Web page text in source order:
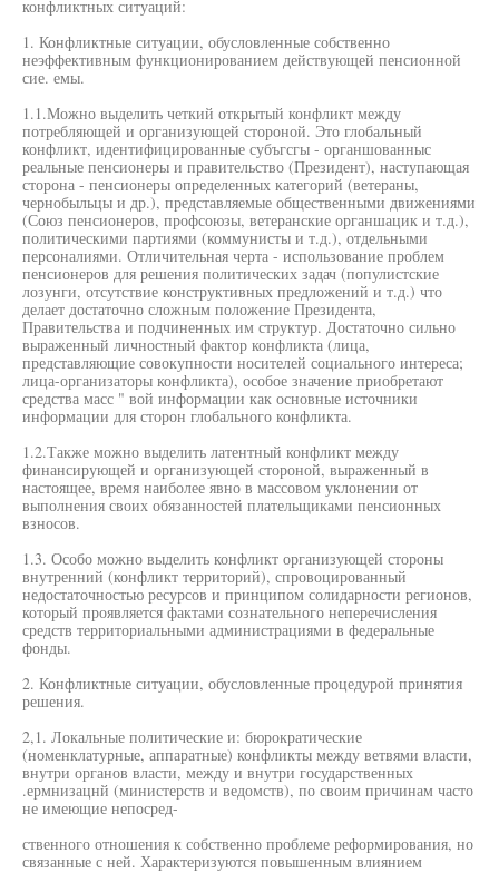
конфликтных ситуаций:
1. Конфликтные ситуации, обусловленные собственно
неэффективным функционированием действующей пенсионной
сие. емы.
1.1.Можно выделить четкий открытый конфликт между
потребляющей и организующей стороной. Это глобальный
конфликт, идентифицированные субъгсгы - органшованныс
реальные пенсионеры и правительство (Президент), наступающая
сторона - пенсионеры определенных категорий (ветераны,
чернобыльцы и др.), представляемые общественными движениями
(Союз пенсионеров, профсоюзы, ветеранские органшацик и т.д.),
политическими партиями (коммунисты и т.д.), отдельными
персоналиями. Отличительная черта - использование проблем
пенсионеров для решения политических задач (популистские
лозунги, отсутствие конструктивных предложений и т.д.) что
делает достаточно сложным положение Президента,
Правительства и подчиненных им структур. Достаточно сильно
выраженный личностный фактор конфликта (лица,
представляющие совокупности носителей социального интереса;
лица-организаторы конфликта), особое значение приобретают
средства масс " вой информации как основные источники
информации для сторон глобального конфликта.
1.2.Также можно выделить латентный конфликт между
финансирующей и организующей стороной, выраженный в
настоящее, время наиболее явно в массовом уклонении от
выполнения своих обязанностей плательщиками пенсионных
взносов.
1.3. Особо можно выделить конфликт организующей стороны
внутренний (конфликт территорий), спровоцированный
недостаточностью ресурсов и принципом солидарности регионов,
который проявляется фактами сознательного неперечисления
средств территориальными администрациями в федеральные
фонды.
2. Конфликтные ситуации, обусловленные процедурой принятия
решения.
2,1. Локальные политические и: бюрократические
(номенклатурные, аппаратные) конфликты между ветвями власти,
внутри органов власти, между и внутри государственных
.ермнизацнй (министерств и ведомств), по своим причинам часто
не имеющие непосред-
ственного отношения к собственно проблеме реформирования, но
связанные с ней. Характеризуются повышенным влиянием